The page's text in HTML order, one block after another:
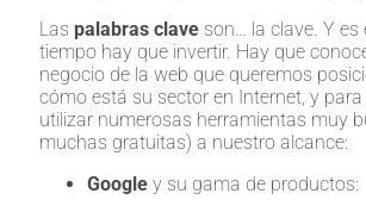
Las palabras clave son… la clave. Y es
tiempo hay que invertir. Hay que
negocio de la web que queremos
cómo está su sector en Internet, y
utilizar numerosas herramientas muy
muchas gratuitas) a nuestro alcance:
Google y su gama de productos: